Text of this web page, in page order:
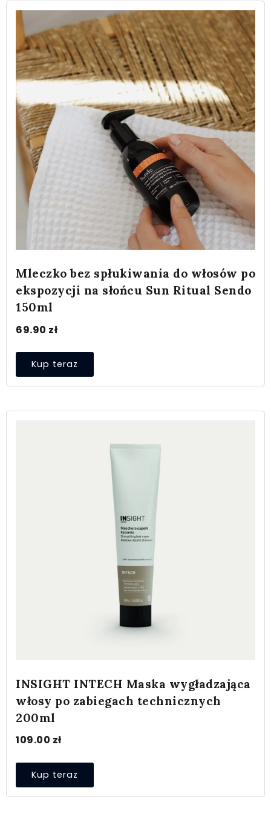
Mleczko bez spłukiwania do włosów po
ekspozycji na słońcu Sun Ritual Sendo
150ml
69.90 zł
Kup teraz
INSIGHT INTECH Maska wygładzająca
włosy po zabiegach technicznych
200ml
109.00 zł
Kup teraz